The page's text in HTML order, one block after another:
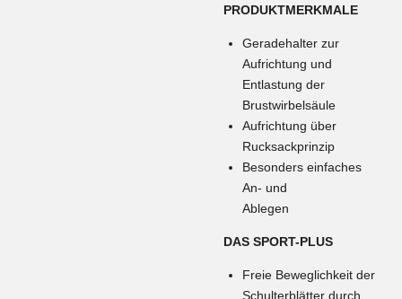
PRODUKTMERKMALE
Geradehalter zur
Aufrichtung und
Entlastung der
Brustwirbelsäule
Aufrichtung über
Rucksackprinzip
Besonders einfaches
An- und
Ablegen
DAS SPORT-PLUS
Freie Beweglichkeit der
Schulterblätter durch